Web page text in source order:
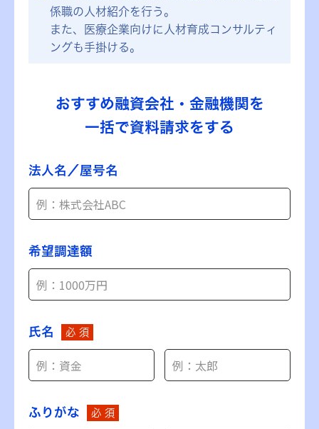
係職の人材紹介を行う。
また、医療企業向けに人材育成コンサルティ
ングも手掛ける。
おすすめ融資会社・金融機関を
一括で資料請求をする
法人名／屋号名
希望調達額
氏名 必 須
ふりがな 必 須